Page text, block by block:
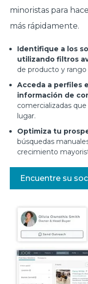
minoristas para
más rápidamente.
Identifique a los
utilizando filtros
de producto y
Acceda a perfiles
información de
comercializadas
lugar.
Optimiza tu
búsquedas
crecimiento
Encuentre su